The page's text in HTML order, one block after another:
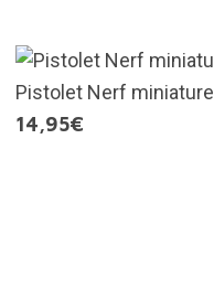
Pistolet Nerf miniature
14,95€